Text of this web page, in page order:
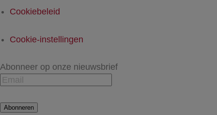
Cookiebeleid
Cookie-instellingen
Abonneer op onze nieuwsbrief
Abonneren